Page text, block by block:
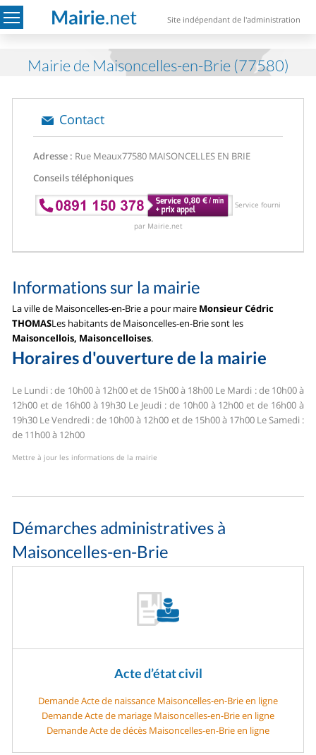
Site indépendant de l'administration
Mairie de Maisoncelles-en-Brie (77580)
Contact
Adresse : Rue Meaux77580 MAISONCELLES EN BRIE
Conseils téléphoniques
Service fourni
par Mairie.net
Informations sur la mairie
La ville de Maisoncelles-en-Brie a pour maire Monsieur Cédric
THOMASLes habitants de Maisoncelles-en-Brie sont les
Maisoncellois, Maisoncelloises.
Horaires d'ouverture de la mairie
Le Lundi : de 10h00 à 12h00 et de 15h00 à 18h00 Le Mardi : de 10h00 à
12h00 et de 16h00 à 19h30 Le Jeudi : de 10h00 à 12h00 et de 16h00 à
19h30 Le Vendredi : de 10h00 à 12h00 et de 15h00 à 17h00Le Samedi :
de 11h00 à 12h00
Mettre à jour les informations de la mairie
Démarches administratives à
Maisoncelles-en-Brie
Acte d’état civil
Demande Acte de naissance Maisoncelles-en-Brie en ligne
Demande Acte de mariage Maisoncelles-en-Brie en ligne
Demande Acte de décès Maisoncelles-en-Brie en ligne